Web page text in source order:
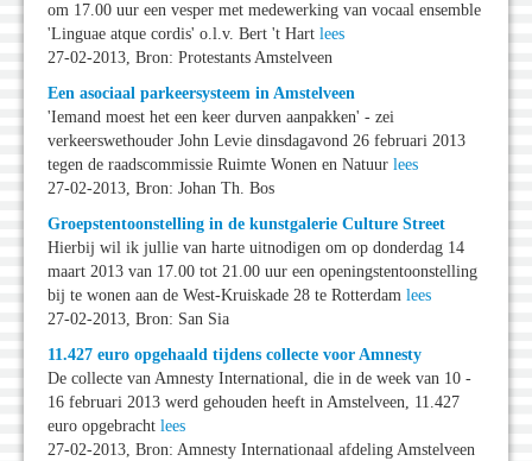
om 17.00 uur een vesper met medewerking van vocaal ensemble
'Linguae atque cordis' o.l.v. Bert 't Hart lees
27-02-2013, Bron: Protestants Amstelveen
Een asociaal parkeersysteem in Amstelveen
'Iemand moest het een keer durven aanpakken' - zei
verkeerswethouder John Levie dinsdagavond 26 februari 2013
tegen de raadscommissie Ruimte Wonen en Natuur lees
27-02-2013, Bron: Johan Th. Bos
Groepstentoonstelling in de kunstgalerie Culture Street
Hierbij wil ik jullie van harte uitnodigen om op donderdag 14
maart 2013 van 17.00 tot 21.00 uur een openingstentoonstelling
bij te wonen aan de West-Kruiskade 28 te Rotterdam lees
27-02-2013, Bron: San Sia
11.427 euro opgehaald tijdens collecte voor Amnesty
De collecte van Amnesty International, die in de week van 10 -
16 februari 2013 werd gehouden heeft in Amstelveen, 11.427
euro opgebracht lees
27-02-2013, Bron: Amnesty Internationaal afdeling Amstelveen